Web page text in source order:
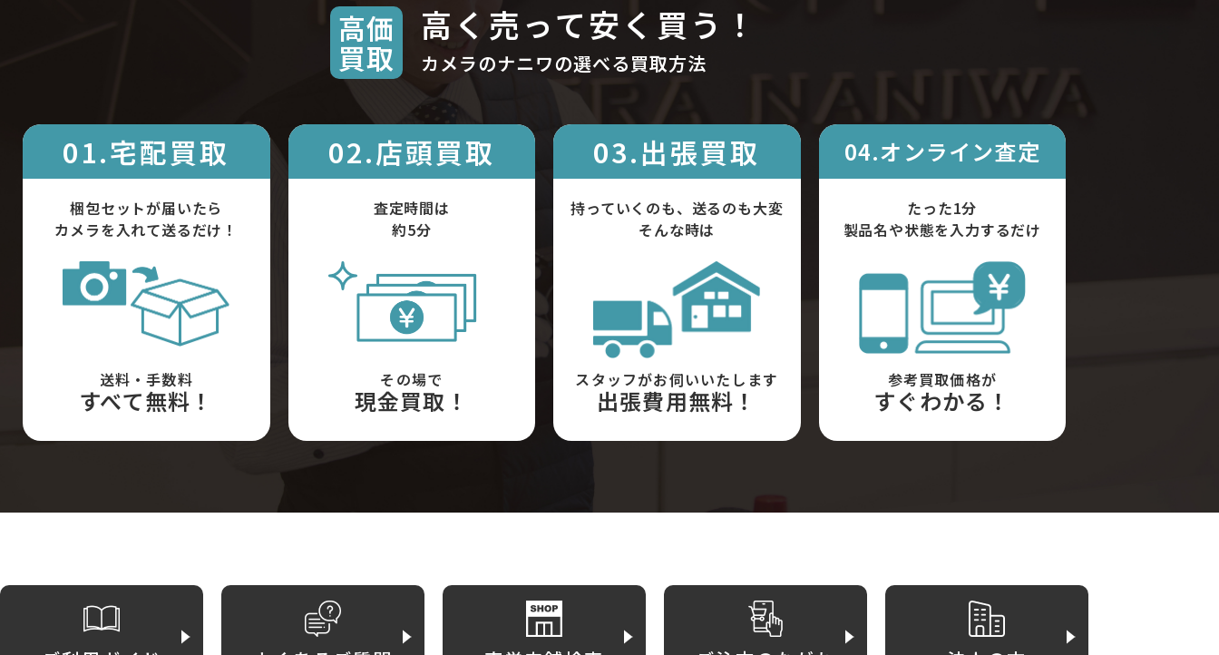
高価
買取
高く売って安く買う！
カメラのナニワの選べる買取方法
01.宅配買取
梱包セットが届いたら
カメラを入れて送るだけ！
送料・手数料
すべて無料！
02.店頭買取
査定時間は
約5分
その場で
現金買取！
03.出張買取
持っていくのも、送るのも大変
そんな時は
スタッフがお伺いいたします
出張費用無料！
04.オンライン査定
たった1分
製品名や状態を入力するだけ
参考買取価格が
すぐわかる！